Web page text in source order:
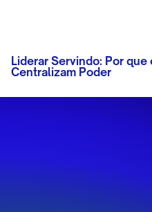
Liderar Servindo: Por
Centralizam Poder